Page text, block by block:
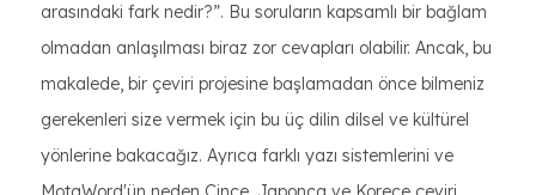
arasındaki fark nedir?”. Bu soruların kapsamlı bir bağlam
olmadan anlaşılması biraz zor cevapları olabilir. Ancak, bu
makalede, bir çeviri projesine başlamadan önce bilmeniz
gerekenleri size vermek için bu üç dilin dilsel ve kültürel
yönlerine bakacağız. Ayrıca farklı yazı sistemlerini ve